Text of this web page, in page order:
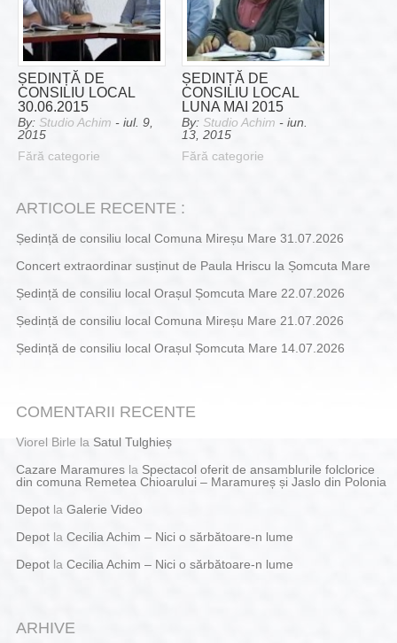
ȘEDINȚĂ DE
CONSILIU LOCAL
30.06.2015
By: Studio Achim - iul. 9,
2015
Fără categorie
ȘEDINȚĂ DE
CONSILIU LOCAL
LUNA MAI 2015
By: Studio Achim - iun.
13, 2015
Fără categorie
ARTICOLE RECENTE :
Ședință de consiliu local Comuna Mireșu Mare 31.07.2026
Concert extraordinar susținut de Paula Hriscu la Șomcuta Mare
Ședință de consiliu local Orașul Șomcuta Mare 22.07.2026
Ședință de consiliu local Comuna Mireșu Mare 21.07.2026
Ședință de consiliu local Orașul Șomcuta Mare 14.07.2026
COMENTARII RECENTE
Viorel Birle la Satul Tulghieș
Cazare Maramuresla Spectacol oferit de ansamblurile folclorice
din comuna Remetea Chioarului – Maramureș și Jaslo din Polonia
Depotla Galerie Video
Depotla Cecilia Achim – Nici o sărbătoare-n lume
Depotla Cecilia Achim – Nici o sărbătoare-n lume
ARHIVE